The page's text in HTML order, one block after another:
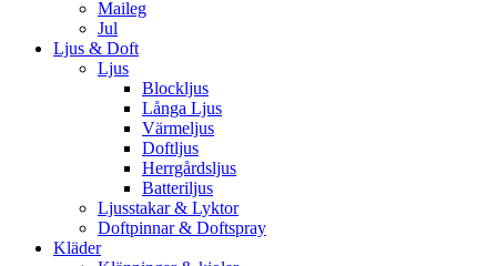
Maileg
Jul
Ljus & Doft
Ljus
Blockljus
Långa Ljus
Värmeljus
Doftljus
Herrgårdsljus
Batteriljus
Ljusstakar & Lyktor
Doftpinnar & Doftspray
Kläder